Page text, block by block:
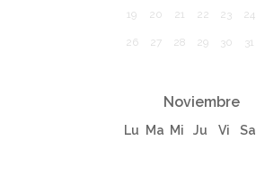
19 20 21 22 23 24
26 27 28 29 30 31
Noviembre
Lu Ma Mi Ju Vi Sa